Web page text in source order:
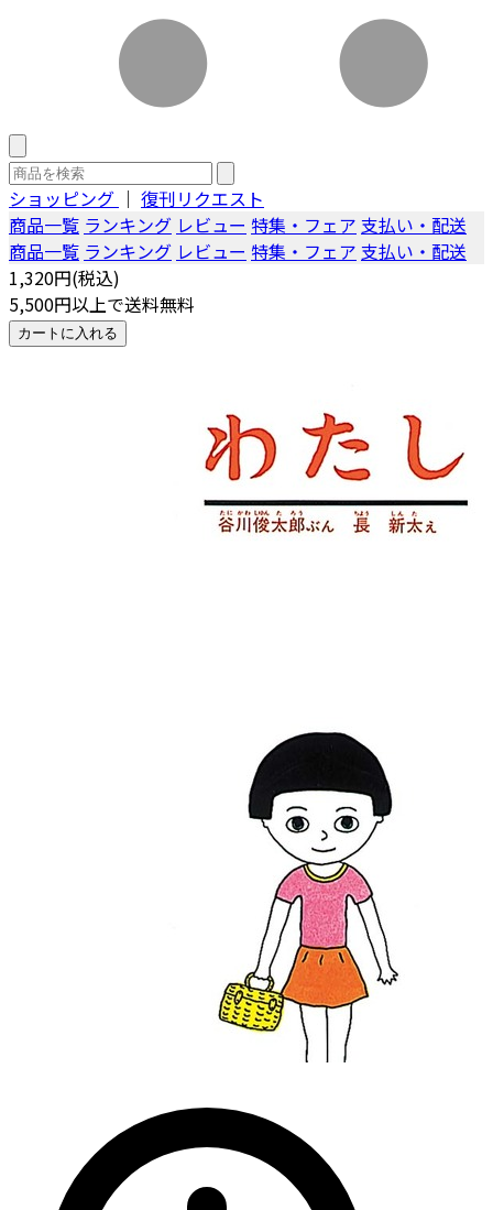
ショッピング ｜ 復刊リクエスト
商品一覧 ランキング レビュー 特集・フェア 支払い・配送
商品一覧 ランキング レビュー 特集・フェア 支払い・配送
1,320円(税込)
5,500円以上で送料無料
カートに入れる